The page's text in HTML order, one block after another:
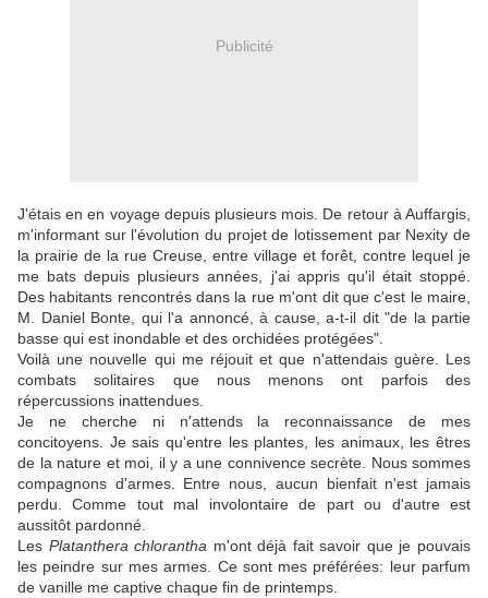
Publicité
J'étais en en voyage depuis plusieurs mois. De retour à Auffargis,
m'informant sur l'évolution du projet de lotissement par Nexity de
la prairie de la rue Creuse, entre village et forêt, contre lequel je
me bats depuis plusieurs années, j'ai appris qu'il était stoppé.
Des habitants rencontrés dans la rue m'ont dit que c'est le maire,
M. Daniel Bonte, qui l'a annoncé, à cause, a-t-il dit "de la partie
basse qui est inondable et des orchidées protégées".
Voilà une nouvelle qui me réjouit et que n'attendais guère. Les
combats solitaires que nous menons ont parfois des
répercussions inattendues.
Je ne cherche ni n'attends la reconnaissance de mes
concitoyens. Je sais qu'entre les plantes, les animaux, les êtres
de la nature et moi, il y a une connivence secrète. Nous sommes
compagnons d'armes. Entre nous, aucun bienfait n'est jamais
perdu. Comme tout mal involontaire de part ou d'autre est
aussitôt pardonné.
Les Platanthera chlorantha m'ont déjà fait savoir que je pouvais
les peindre sur mes armes. Ce sont mes préférées: leur parfum
de vanille me captive chaque fin de printemps.